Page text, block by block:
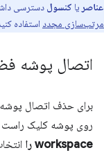
عناصر یا کنسول دسترسی
مرتب‌سازی مجدد استفاده
اتصال پوشه
برای حذف اتصال
روی پوشه کلیک راست
workspace را